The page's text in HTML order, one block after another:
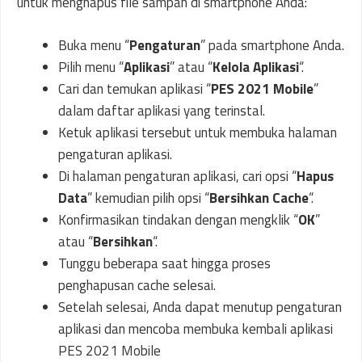
Buka menu “Pengaturan” pada smartphone Anda.
Pilih menu “Aplikasi” atau “Kelola Aplikasi“.
Cari dan temukan aplikasi “PES 2021 Mobile”
dalam daftar aplikasi yang terinstal.
Ketuk aplikasi tersebut untuk membuka halaman
pengaturan aplikasi.
Di halaman pengaturan aplikasi, cari opsi “Hapus
Data” kemudian pilih opsi “Bersihkan Cache“.
Konfirmasikan tindakan dengan mengklik “OK”
atau “Bersihkan“.
Tunggu beberapa saat hingga proses
penghapusan cache selesai.
Setelah selesai, Anda dapat menutup pengaturan
aplikasi dan mencoba membuka kembali aplikasi
PES 2021 Mobile